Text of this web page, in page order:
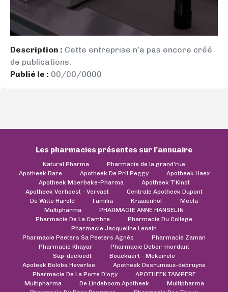
Description : Cette entreprise n’a pas encore créé
de publications.
Publié le : 00/00/0000
Les pharmacies présentes sur l’annuaire
Natural Pharma
Pharmacie de la grand'rue
Apotheek Bare
Apotheek De Pril Peggy
Apotheek Haex
Apotheek Moerbeke-Pharma
Apotheek T'Kindt
Apotheek Verhoest - Vervaet
Centrale Apotheek Dupont
De Witte Harold
Familia Kraaienhof
Mecla
Multipharma
PHARMACIE ANNE HANSELIN
Pharmacie De La Cambre
Pharmacie Du College
Pharmacie Jacqueline Lenain
Pharmacie Peeters Sa Peeters Agnès
Pharmacie Zaman
Pharmacie Khayar
Pharmacie Debor-mordant
Sap-decloedt
Bouckaert - Mekeirele
Apoteek Boloba Heverlee
Apotheek Desrumaux-debruyne
Pharmacie De La Porte D'ogy
APOTHEEK TAMPERE
Multipharma
De Lindeboom Apotheek
Multipharma